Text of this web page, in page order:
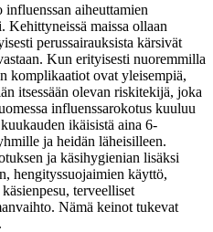
aiheuttamien
Kehittyneissä maissa ollaan
perussairauksista kärsivät
Kun erityisesti nuoremmilla
komplikaatiot ovat yleisempiä,
itsessään olevan riskitekijä, joka
influenssarokotus kuuluu
ikäisistä aina 6-
ja heidän läheisilleen.
ja käsihygienian lisäksi
hengityssuojaimien käyttö,
terveelliset
Nämä keinot tukevat